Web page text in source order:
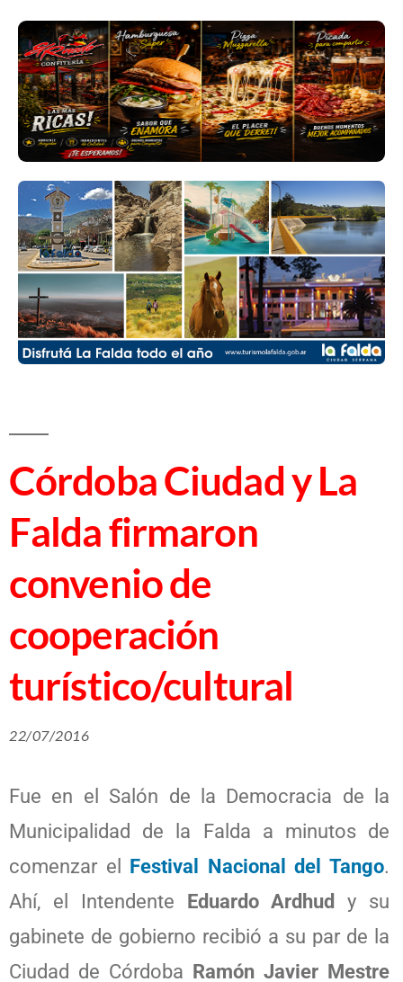
Córdoba Ciudad y La
Falda firmaron
convenio de
cooperación
turístico/cultural
22/07/2016
Fue en el Salón de la Democracia de la
Municipalidad de la Falda a minutos de
comenzar el Festival Nacional del Tango.
Ahí, el Intendente Eduardo Ardhud
y su
gabinete de gobierno recibió a su par de la
Ciudad de Córdoba Ramón Javier Mestre